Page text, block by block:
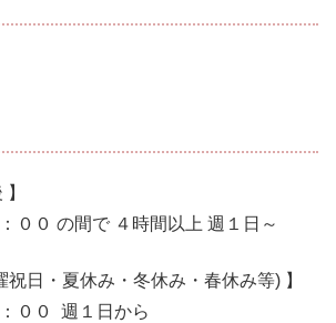
００ の間で ４時間以上 週１日～
祝日・夏休み・冬休み・春休み等) 】
００ 週１日から